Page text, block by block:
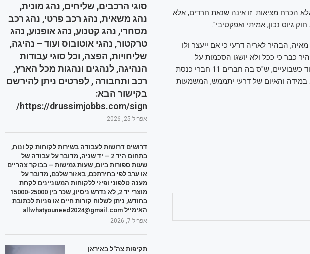
הכרח מציאות. זו אינה שנאת חרדים, אלא
גיוס נכון, אמיתי ואפקטיבי".
הבהיר לאריה דרעי כי אם ייעצר ולו
כבר כי ככל ולא יושגו הסכמות על
הסוגיות המרכזיות בחוק עד לתחילת כנס הקיץ של הכנסת בעוד כשבועיים, ש"ס בה חברים 11 חברי כנסת
שמונה כעת יחד עם ש"ס 68 חברים. במידה והאיום של דרעי יתממש, המשמעות
סוגי הרכבים, שליחים, נהג מונית,
נהג משאית, נהג רכב פרטי, נהג רכב
מסחרי, נהג קטנוע, נהג אופנוע, נהג
טרקטור, נהגי אוטובוס ועוד – נהיגה,
שליחויות, הפצה, וכל סוגי עבודות
הנהיגה, לנהגים ונהגות מכל הארץ,
רכב ותחבורה , לפרטים ניתן להירשם
בקישור הבא:
https://drussimjobbs.com/sign/
אפריל 25, 2026
דרושים דרושות לעבודה בשירות לקוחות קל ונוח,
בתחום היד 2 – יד שניה, מדובר על עבודה של
שעות ספורות ביום, שעות גמישות – בבוקר צהריים
או ערב לפי בחירתכם, באזור שלכם, מדובר על
מענה טלפוני ופיזי ללקוחות המעוניינים לקחת
מוצרי יד 2, לא נדרש ניסיון, שכר בין 15000-25000
בחודש, ניתן לשלוח קורות חיים או פניות לכתובת
האימייל allwhatyouneed2024@gmail.com
אפריל 7, 2026
תקיפות צה"ל באיראן